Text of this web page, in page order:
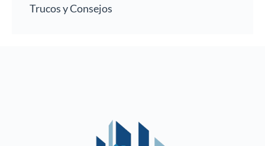
Trucos y Consejos